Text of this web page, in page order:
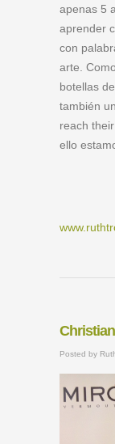
apenas 5
aprender
con
arte.
botellas
también
reach
ello
Posted by